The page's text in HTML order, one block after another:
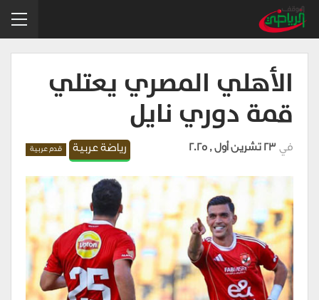
الأهلي المصري يعتلي
قمة دوري نايل
رياضة عربية قدم عربية في 23 تشرين أول , 2025